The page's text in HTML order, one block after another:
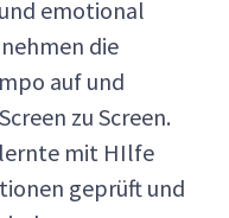
emotional
die
auf und
zu Screen.
mit HIlfe
geprüft und